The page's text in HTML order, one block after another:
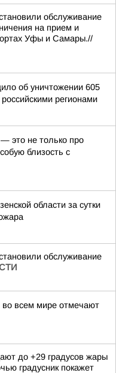
обслуживание
на прием и
Уфы и Самары.//
об уничтожении 605
регионами
это не только про
близость с
области за сутки
обслуживание
во всем мире отмечают
до +29 градусов жары
градусник покажет